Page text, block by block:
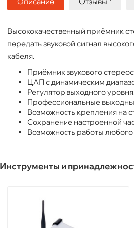
Высококачественный приёмник
передать звуковой сигнал
кабеля.
Приёмник звукового
ЦАП с динамическим
Регулятор выходного уровня.
Профессиональные
Возможность крепления на
Сохранение настроенной
Возможность работы любого
Инструменты и